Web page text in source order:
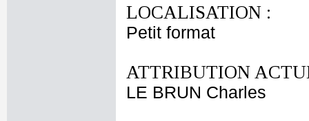
LOCALISATION :
Petit format
ATTRIBUTION
LE BRUN Charles